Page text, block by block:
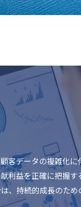
客データの複雑化に
利益を正確に把握す
、持続的成長のた